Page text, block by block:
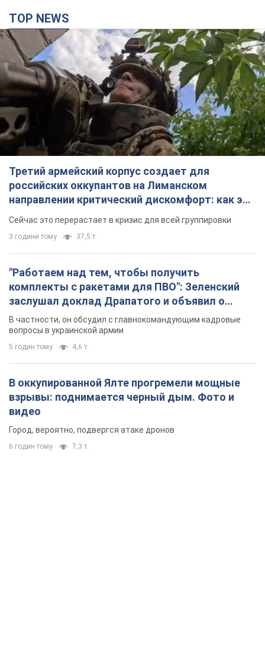
TOP NEWS
Третий армейский корпус создает для
российских оккупантов на Лиманском
направлении критический дискомфорт: как это
удалось
Сейчас это перерастает в кризис для всей группировки
3 години тому 37,5 т.
"Работаем над тем, чтобы получить
комплекты с ракетами для ПВО": Зеленский
заслушал доклад Драпатого и объявил о
новых мерах
В частности, он обсудил с главнокомандующим кадровые
вопросы в украинской армии
5 годин тому 4,6 т.
В оккупированной Ялте прогремели мощные
взрывы: поднимается черный дым. Фото и
видео
Город, вероятно, подвергся атаке дронов
6 годин тому 7,3 т.